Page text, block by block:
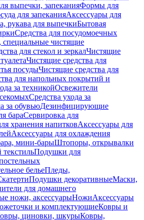
выпечки, запеканияФормы для
для запеканияАксессуары для
рукава для выпечкиБытовая
Средства для посудомоечных
специальные чистящие
для стекол и зеркалЧистящие
Чистящие средства для
посудыЧистящие средства для
для напольных покрытий и
за техникойОсвежители
Средства ухода за
за обувьюДезинфицирующие
бараСервировка для
хранения напитковАксессуары для
Аксессуары для охлаждения
мини-барыШтопоры, открывалки
Подушки для
бельеПледы,
Подушки декоративныеМаски,
для домашнего
ножи, аксессуарыНожиАксессуары
и комплектующиеКовры и
циновки, шкурыКовры,